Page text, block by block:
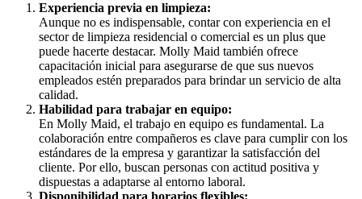
Experiencia previa en limpieza:
Aunque no es indispensable, contar con experiencia en el
sector de limpieza residencial o comercial es un plus que
puede hacerte destacar. Molly Maid también ofrece
capacitación inicial para asegurarse de que sus nuevos
empleados estén preparados para brindar un servicio de alta
calidad.
Habilidad para trabajar en equipo:
En Molly Maid, el trabajo en equipo es fundamental. La
colaboración entre compañeros es clave para cumplir con los
estándares de la empresa y garantizar la satisfacción del
cliente. Por ello, buscan personas con actitud positiva y
dispuestas a adaptarse al entorno laboral.